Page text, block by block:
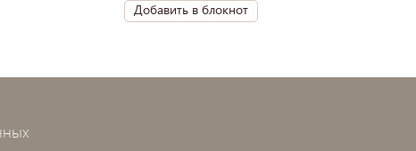
Добавить в блокнот